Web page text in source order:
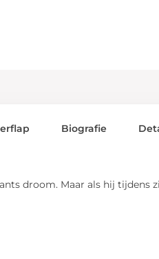
droom. Maar als hij
Biografie